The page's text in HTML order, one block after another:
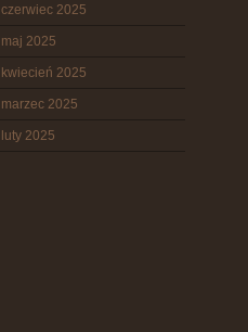
czerwiec 2025
maj 2025
kwiecień 2025
marzec 2025
luty 2025